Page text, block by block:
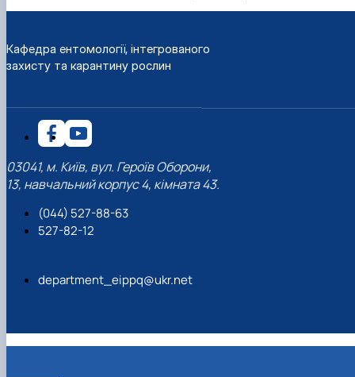
Кафедра ентомології, інтегрованого
захисту та карантину рослин
03041, м. Київ, вул. Героїв Оборони,
13, навчальний корпус 4, кімната 43.
(044) 527-88-63
527-82-12
department_eippq@ukr.net